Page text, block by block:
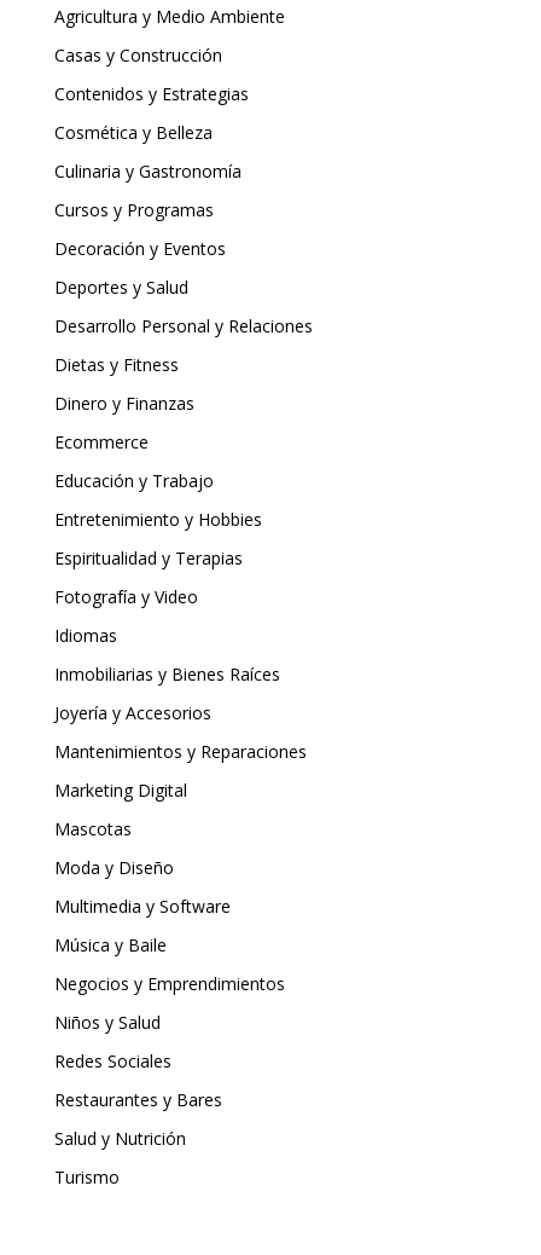
Agricultura y Medio Ambiente
Casas y Construcción
Contenidos y Estrategias
Cosmética y Belleza
Culinaria y Gastronomía
Cursos y Programas
Decoración y Eventos
Deportes y Salud
Desarrollo Personal y Relaciones
Dietas y Fitness
Dinero y Finanzas
Ecommerce
Educación y Trabajo
Entretenimiento y Hobbies
Espiritualidad y Terapias
Fotografía y Video
Idiomas
Inmobiliarias y Bienes Raíces
Joyería y Accesorios
Mantenimientos y Reparaciones
Marketing Digital
Mascotas
Moda y Diseño
Multimedia y Software
Música y Baile
Negocios y Emprendimientos
Niños y Salud
Redes Sociales
Restaurantes y Bares
Salud y Nutrición
Turismo